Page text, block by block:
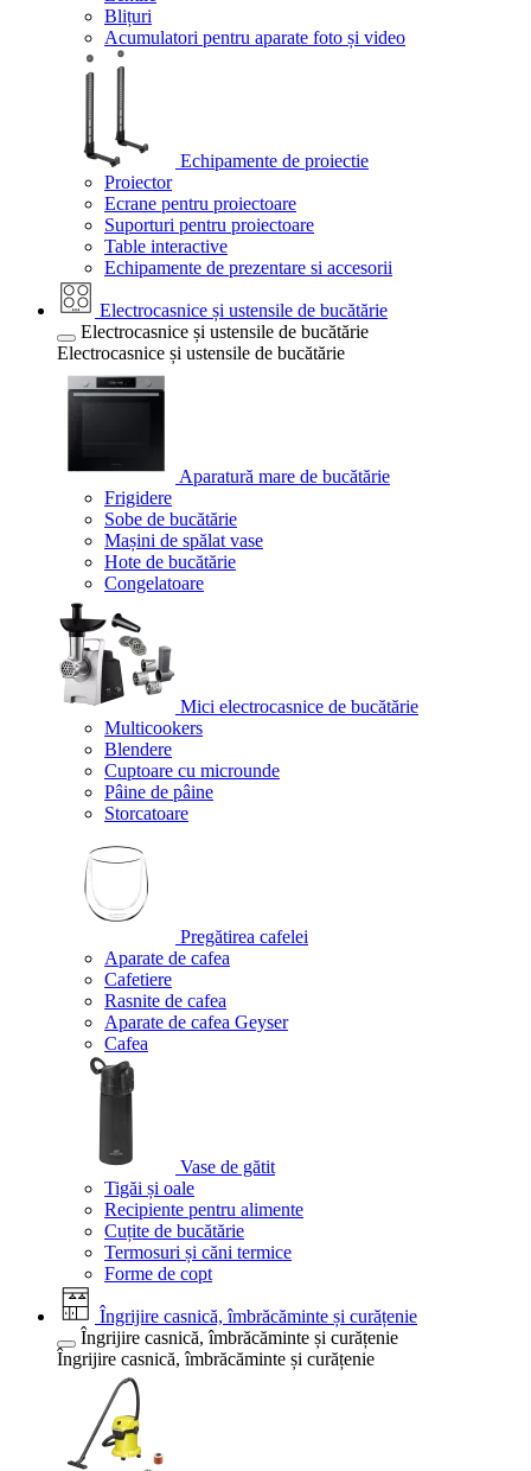
Blițuri
Acumulatori pentru aparate foto și video
Echipamente de proiectie
Proiector
Ecrane pentru proiectoare
Suporturi pentru proiectoare
Table interactive
Echipamente de prezentare si accesorii
Electrocasnice și ustensile de bucătărie
Electrocasnice și ustensile de bucătărie
Electrocasnice și ustensile de bucătărie
Aparatură mare de bucătărie
Frigidere
Sobe de bucătărie
Mașini de spălat vase
Hote de bucătărie
Congelatoare
Mici electrocasnice de bucătărie
Multicookers
Blendere
Cuptoare cu microunde
Pâine de pâine
Storcatoare
Pregătirea cafelei
Aparate de cafea
Cafetiere
Rasnite de cafea
Aparate de cafea Geyser
Cafea
Vase de gătit
Tigăi și oale
Recipiente pentru alimente
Cuțite de bucătărie
Termosuri și căni termice
Forme de copt
Îngrijire casnică, îmbrăcăminte și curățenie
Îngrijire casnică, îmbrăcăminte și curățenie
Îngrijire casnică, îmbrăcăminte și curățenie